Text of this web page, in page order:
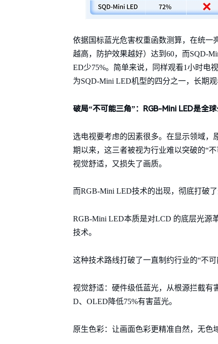
依据国标蓝光危害权重函数测算，在统一
越高，防护效果越好）达到60，而SQD-
ED少75%。简单来说，同样观看1小时电
为SQD-Mini LED机型的四分之一，长期
破局“不可能三角”：RGB-Mini LED是全
选电视要考虑的因素很多。在显示领域，
期以来，这三者被视为行业难以突破的“
视觉舒适，又损失了画质。
而RGB-Mini LED技术的出现，彻底打破
RGB-Mini LED本质是对LCD 的底层光源
技术。
这种技术路线打破了一直制约行业的“不
视觉舒适：硬件级低蓝光，从根源拦截有
D、OLED降低75%有害蓝光。
原生色彩：让画面色彩更精准自然，无色